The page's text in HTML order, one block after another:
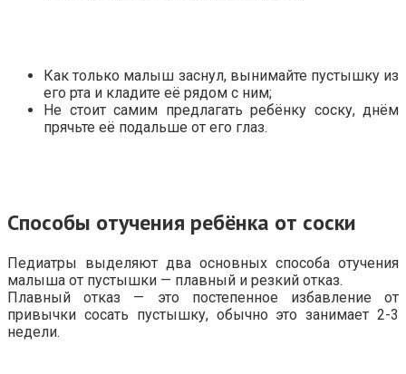
Как только малыш заснул, вынимайте пустышку из
его рта и кладите её рядом с ним;
Не стоит самим предлагать ребёнку соску, днём
прячьте её подальше от его глаз.
Способы отучения ребёнка от соски
Педиатры выделяют два основных способа отучения
малыша от пустышки — плавный и резкий отказ.
Плавный отказ — это постепенное избавление от
привычки сосать пустышку, обычно это занимает 2-3
недели.